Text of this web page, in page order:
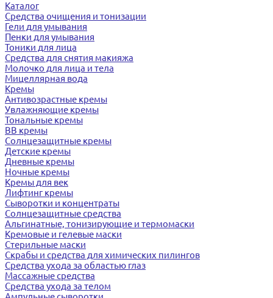
Каталог
Средства очищения и тонизации
Гели для умывания
Пенки для умывания
Тоники для лица
Средства для снятия макияжа
Молочко для лица и тела
Мицеллярная вода
Кремы
Антивозрастные кремы
Увлажняющие кремы
Тональные кремы
BB кремы
Солнцезащитные кремы
Детские кремы
Дневные кремы
Ночные кремы
Кремы для век
Лифтинг кремы
Сыворотки и концентраты
Солнцезащитные средства
Альгинатные, тонизирующие и термомаски
Кремовые и гелевые маски
Стерильные маски
Скрабы и средства для химических пилингов
Средства ухода за областью глаз
Массажные средства
Средства ухода за телом